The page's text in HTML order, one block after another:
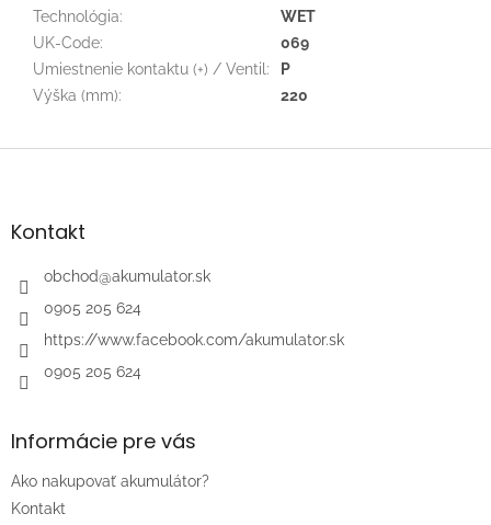
Technológia:
WET
UK-Code:
069
Umiestnenie kontaktu (+) / Ventil :
P
Výška (mm): 220
Z
äKontakt
obchod@akumulator.sk
0905 205 624
https://www.facebook.com/akumulator.sk
0905 205 624
Informácie pre vás
Ako nakupovať akumulátor?
Kontakt